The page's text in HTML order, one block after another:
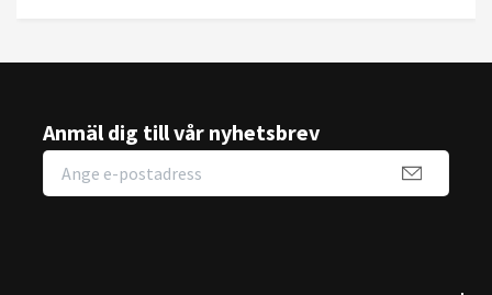
Anmäl dig till vår nyhetsbrev